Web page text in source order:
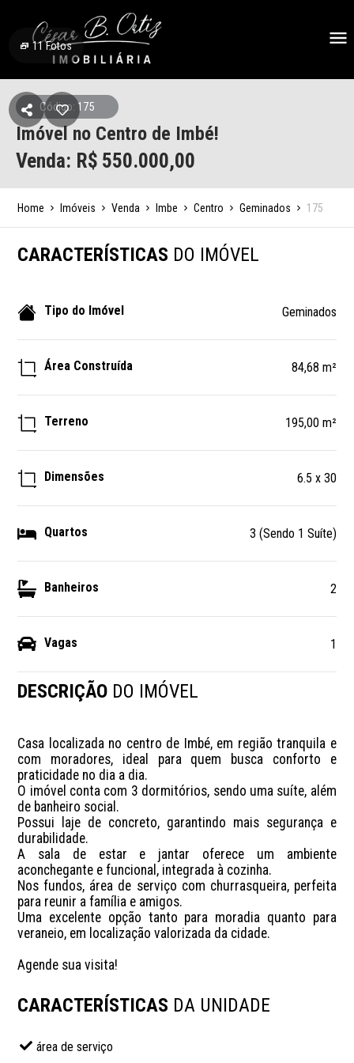
11Fotos
Código: 175
Imóvel no Centro de Imbé!
Venda: R$ 550.000,00
Home Imóveis Venda Imbe Centro Geminados 175
CARACTERÍSTICAS DO IMÓVEL
Tipo do Imóvel Geminados
Área Construída 84,68 m²
Terreno 195,00 m²
Dimensões 6.5 x 30
Quartos 3 (Sendo 1 Suíte)
Banheiros 2
Vagas 1
DESCRIÇÃO DO IMÓVEL
Casa localizada no centro de Imbé, em região tranquila e
com moradores, ideal para quem busca conforto e
praticidade no dia a dia.
O imóvel conta com 3 dormitórios, sendo uma suíte, além
de banheiro social.
Possui laje de concreto, garantindo mais segurança e
durabilidade.
A sala de estar e jantar oferece um ambiente
aconchegante e funcional, integrada à cozinha.
Nos fundos, área de serviço com churrasqueira, perfeita
para reunir a família e amigos.
Uma excelente opção tanto para moradia quanto para
veraneio, em localização valorizada da cidade.
Agende sua visita!
CARACTERÍSTICAS DA UNIDADE
área de serviço